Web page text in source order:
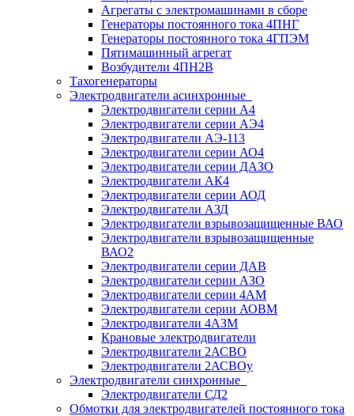
Агрегаты с электромашинами в сборе
Генераторы постоянного тока 4ПНГ
Генераторы постоянного тока 4ГПЭМ
Пятимашинный агрегат
Возбудители 4ПН2В
Тахогенераторы
Электродвигатели асинхронные
Электродвигатели серии А4
Электродвигатели серии АЭ4
Электродвигатели АЭ-113
Электродвигатели серии АО4
Электродвигатели серии ДАЗО
Электродвигатели АК4
Электродвигатели серии АОД
Электродвигатели АЗД
Электродвигатели взрывозащищенные ВАО
Электродвигатели взрывозащищенные
ВАО2
Электродвигатели серии ДАВ
Электродвигатели серии АЗО
Электродвигатели серии 4АМ
Электродвигатели серии АОВМ
Электродвигатели 4АЗМ
Крановые электродвигатели
Электродвигатели 2АСВО
Электродвигатели 2АСВОу
Электродвигатели синхронные
Электродвигатели СД2
Обмотки для электродвигателей постоянного тока